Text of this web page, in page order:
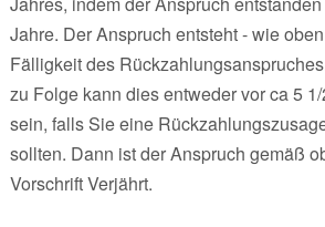
Jahre. Der Anspruch entsteht - wie
Fälligkeit des
zu Folge kann dies entweder vor ca 5
sein, falls Sie eine
sollten. Dann ist der Anspruch gemäß
Vorschrift Verjährt.